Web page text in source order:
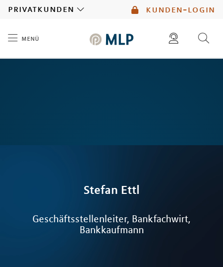
kunden-login
privatkunden
menü
Stefan Ettl
Geschäftsstellenleiter, Bankfachwirt,
Bankkaufmann